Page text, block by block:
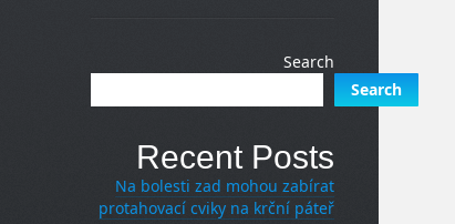
Search
Search
Recent Posts
Na bolesti zad mohou zabírat
protahovací cviky na krční páteř